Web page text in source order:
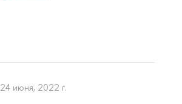
24 июня, 2022 г.